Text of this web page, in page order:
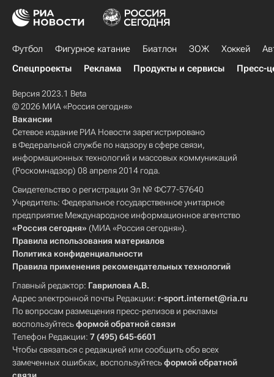
Футбол Фигурное катание Биатлон ЗОЖ Хоккей
Спецпроекты
Реклама Продукты и сервисы Пресс-
Версия 2023.1 Beta
© 2026 МИА «Россия сегодня»
Вакансии
Сетевое издание РИА Новости зарегистрировано
в Федеральной службе по надзору в сфере связи,
информационных технологий и массовых коммуникаций
(Роскомнадзор) 08 апреля 2014 года.
Свидетельство о регистрации Эл № ФС77-57640
Учредитель: Федеральное государственное унитарное
предприятие Международное информационное агентство
«Россия сегодня» (МИА «Россия сегодня»).
Правила использования материалов
Политика конфиденциальности
Правила применения рекомендательных технологий
Главный редактор: Гаврилова А.В.
Адрес электронной почты Редакции: r-sport.internet@ria.ru
По вопросам размещения пресс-релизов и рекламы
воспользуйтесьформой обратной связи
Телефон Редакции: 7 (495) 645-6601
Чтобы связаться с редакцией или сообщить обо всех
замеченных ошибках, воспользуйтесьформой обратной